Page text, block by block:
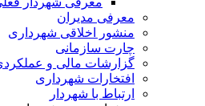
معرفی مدیران
منشور اخلاقی شهرداری
چارت سازمانی
گزارشات مالی و عملکردی
افتخارات شهرداری
ارتباط با شهردار